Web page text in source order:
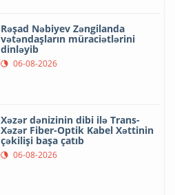
Rəşad Nəbiyev Zəngilanda
vətəndaşların müraciətlərini
dinləyib
06-08-2026
Xəzər dənizinin dibi ilə Trans-
Xəzər Fiber-Optik Kabel Xəttinin
çəkilişi başa çatıb
06-08-2026